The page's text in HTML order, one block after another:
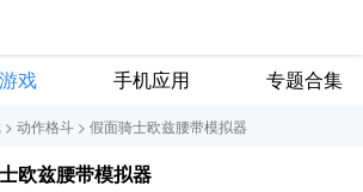
戏 手机应用 专题合集
> 动作格斗 > 假面骑士欧兹腰带模拟器
欧兹腰带模拟器